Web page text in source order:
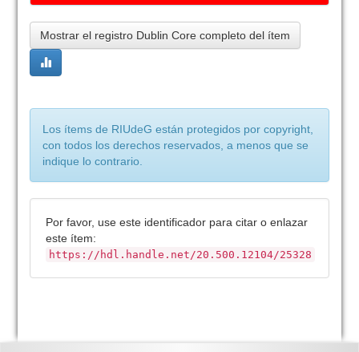
Mostrar el registro Dublin Core completo del ítem
Los ítems de RIUdeG están protegidos por copyright,
con todos los derechos reservados, a menos que se
indique lo contrario.
Por favor, use este identificador para citar o enlazar
este ítem:
https://hdl.handle.net/20.500.12104/25328